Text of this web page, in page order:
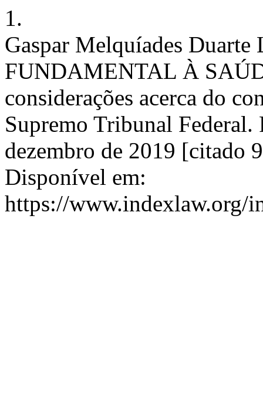
1.
Gaspar Melquíades
FUNDAMENTAL À
considerações acerca do
Supremo Tribunal Federal.
dezembro de 2019 [citado
Disponível em:
https://www.indexlaw.org/